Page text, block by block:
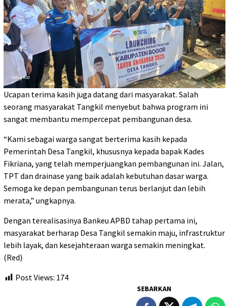
Ucapan terima kasih juga datang dari masyarakat. Salah
seorang masyarakat Tangkil menyebut bahwa program ini
sangat membantu mempercepat pembangunan desa.
“Kami sebagai warga sangat berterima kasih kepada
Pemerintah Desa Tangkil, khususnya kepada bapak Kades
Fikriana, yang telah memperjuangkan pembangunan ini. Jalan,
TPT dan drainase yang baik adalah kebutuhan dasar warga.
Semoga ke depan pembangunan terus berlanjut dan lebih
merata,” ungkapnya.
Dengan terealisasinya Bankeu APBD tahap pertama ini,
masyarakat berharap Desa Tangkil semakin maju, infrastruktur
lebih layak, dan kesejahteraan warga semakin meningkat.
(Red)
Post Views: 174
SEBARKAN